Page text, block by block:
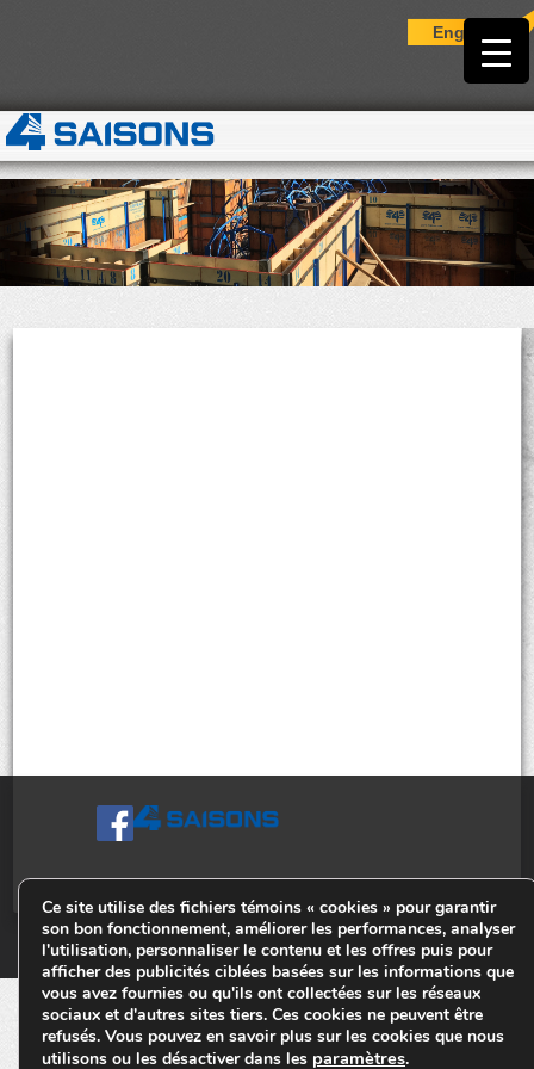
English
© Tiges 4 Saisons. Tous droits réservés 2013-2026.
Ce site utilise des fichiers témoins « cookies » pour garantir
son bon fonctionnement, améliorer les performances, analyser
l'utilisation, personnaliser le contenu et les offres puis pour
afficher des publicités ciblées basées sur les informations que
vous avez fournies ou qu'ils ont collectées sur les réseaux
sociaux et d'autres sites tiers. Ces cookies ne peuvent être
refusés. Vous pouvez en savoir plus sur les cookies que nous
utilisons ou les désactiver dans les paramètres.